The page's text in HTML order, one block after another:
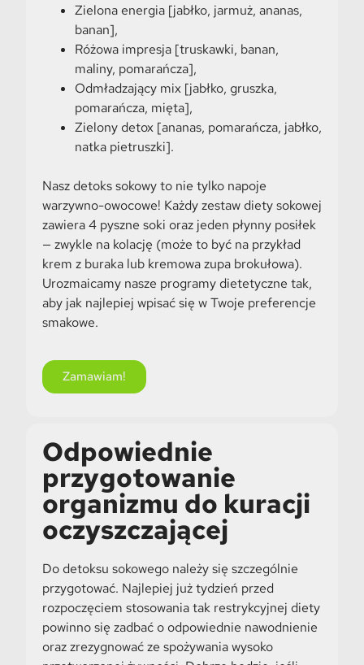
Zielona energia [jabłko, jarmuż, ananas,
banan],
Różowa impresja [truskawki, banan,
maliny, pomarańcza],
Odmładzający mix [jabłko, gruszka,
pomarańcza, mięta],
Zielony detox [ananas, pomarańcza, jabłko,
natka pietruszki].
Nasz detoks sokowy to nie tylko napoje
warzywno-owocowe! Każdy zestaw diety sokowej
zawiera 4 pyszne soki oraz jeden płynny posiłek
— zwykle na kolację (może to być na przykład
krem z buraka lub kremowa zupa brokułowa).
Urozmaicamy nasze programy dietetyczne tak,
aby jak najlepiej wpisać się w Twoje preferencje
smakowe.
Zamawiam!
Odpowiednie
przygotowanie
organizmu do kuracji
oczyszczającej
Do detoksu sokowego należy się szczególnie
przygotować. Najlepiej już tydzień przed
rozpoczęciem stosowania tak restrykcyjnej diety
powinno się zadbać o odpowiednie nawodnienie
oraz zrezygnować ze spożywania wysoko